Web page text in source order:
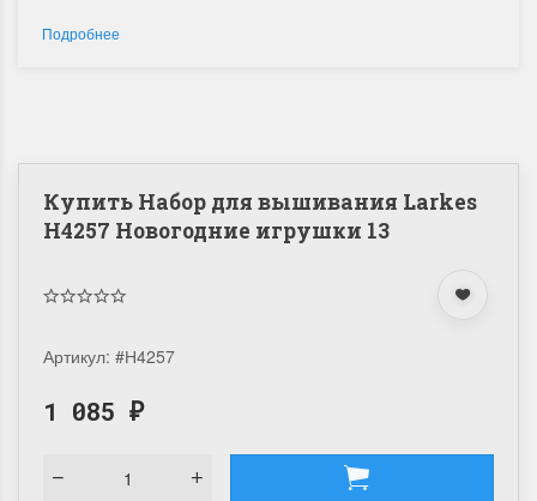
Подробнее
Купить Набор для вышивания Larkes
Н4257 Новогодние игрушки 13
Артикул: #Н4257
1 085 ₽